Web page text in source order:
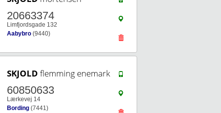
20663374
Limfjordsgade 132
Aabybro (9440)
SKJOLD flemming enemark
60850633
Lærkevej 14
Bording (7441)